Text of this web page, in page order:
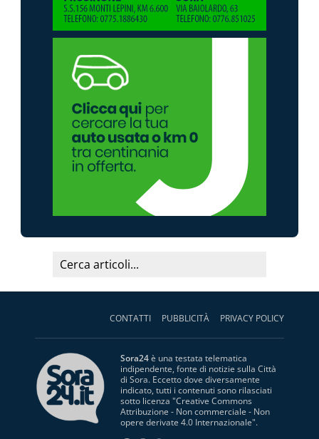
CONTATTI PUBBLICITÀ PRIVACY POLICY
Sora24è una testata telematica
indipendente, fonte di notizie sulla Città
di Sora. Eccetto dove diversamente
indicato, tutti i contenuti sono rilasciati
sotto licenza "Creative Commons
Attribuzione - Non commerciale - Non
opere derivate 4.0 Internazionale".